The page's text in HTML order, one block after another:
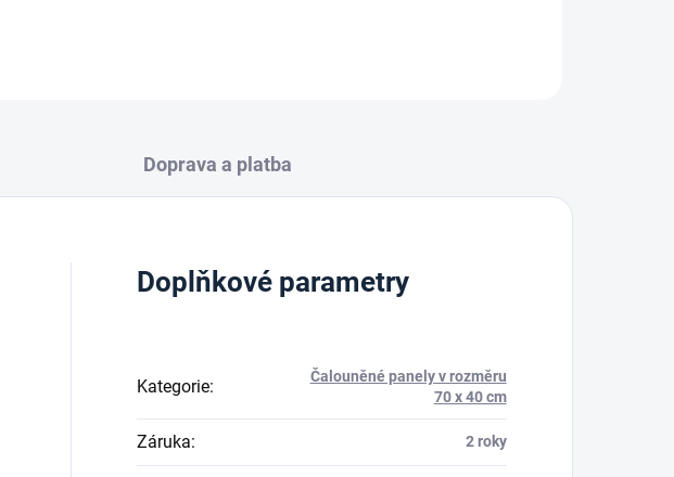
Doprava a platba
Doplňkové parametry
Kategorie:
Čalouněné panely v rozměru
70 x 40 cm
Záruka: 2 roky